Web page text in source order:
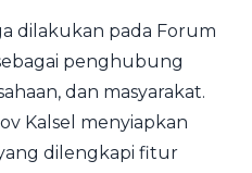
dilakukan pada Forum
penghubung
dan masyarakat.
Kalsel menyiapkan
dilengkapi fitur